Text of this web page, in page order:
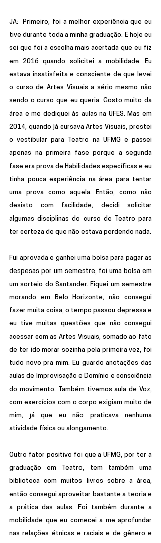
JA:
Primeiro, foi a melhor experiência que eu
tive durante toda a minha graduação. E hoje eu
sei que foi a escolha mais acertada que eu fiz
em 2016 quando solicitei a mobilidade. Eu
estava insatisfeita e consciente de que levei
o curso de Artes Visuais a sério mesmo não
sendo o curso que eu queria. Gosto muito da
área e me dediquei às aulas na UFES. Mas em
2014, quando já cursava Artes Visuais, prestei
o vestibular para Teatro na UFMG e passei
apenas na primeira fase porque a segunda
fase era prova de Habilidades específicas e eu
tinha pouca experiência na área para tentar
uma prova como aquela. Então, como não
desisto com facilidade, decidi solicitar
algumas disciplinas do curso de Teatro para
ter certeza de que não estava perdendo nada.
Fui aprovada e ganhei uma bolsa para pagar as
despesas por um semestre, foi uma bolsa em
um sorteio do Santander. Fiquei um semestre
morando em Belo Horizonte, não consegui
fazer muita coisa, o tempo passou depressa e
eu tive muitas questões que não consegui
acessar com as Artes Visuais, somado ao fato
de ter ido morar sozinha pela primeira vez, foi
tudo novo pra mim. Eu guardo anotações das
aulas de Improvisação e Domínio e consciência
do movimento. Também tivemos aula de Voz,
com exercícios com o corpo exigiam muito de
mim, já que eu não praticava nenhuma
atividade física ou alongamento.
Outro fator positivo foi que a UFMG, por ter a
graduação em Teatro, tem também uma
biblioteca com muitos livros sobre a área,
então consegui aproveitar bastante a teoria e
a prática das aulas. Foi também durante a
mobilidade que eu comecei a me aprofundar
nas relações étnicas e raciais e de gênero e